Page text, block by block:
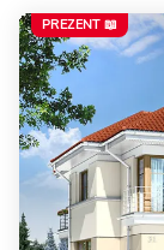
PREZENT 📖